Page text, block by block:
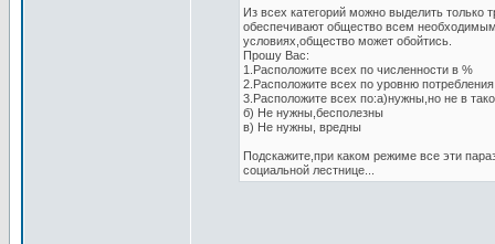
Из всех категорий можно выделить только
обеспечивают общество всем
условиях,общество может обойтись.
Прошу Вас:
1.Расположите всех по численности в %
2.Расположите всех по уровню
3.Расположите всех по:а)нужны,но не в
б) Не нужны,бесполезны
в) Не нужны, вредны
Подскажите,при каком режиме все эти
социальной лестнице...